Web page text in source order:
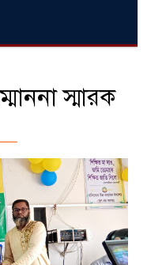
স্মারক